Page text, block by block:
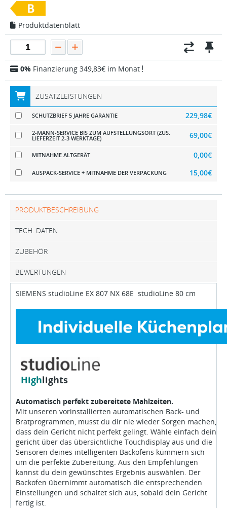
Produktdatenblatt
0% Finanzierung 349,83€ im Monat
ZUSATZLEISTUNGEN
SCHUTZBRIEF 5 JAHRE GARANTIE 229,98€
2-MANN-SERVICE BIS ZUM AUFSTELLUNGSORT (ZUS.
LIEFERZEIT 2-3 WERKTAGE) 69,00€
MITNAHME ALTGERÄT 0,00€
AUSPACK-SERVICE + MITNAHME DER VERPACKUNG 15,00€
PRODUKTBESCHREIBUNG
TECH. DATEN
ZUBEHÖR
BEWERTUNGEN
SIEMENS studioLine EX 807 NX 68E studioLine 80 cm
Highlights
Automatisch perfekt zubereitete Mahlzeiten.
Mit unseren vorinstallierten automatischen Back- und
Bratprogrammen, musst du dir nie wieder Sorgen machen,
dass dein Gericht nicht perfekt gelingt. Wähle einfach dein
gericht über das übersichtliche Touchdisplay aus und die
Sensoren deines intelligenten Backofens kümmern sich
um die perfekte Zubereitung. Aus den Empfehlungen
kannst du dein gewünschtes Ergebnis auswählen. Der
Backofen übernimmt automatisch die entsprechenden
Einstellungen und schaltet sich aus, sobald dein Gericht
fertig ist.